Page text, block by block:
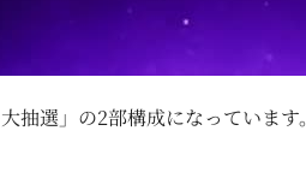
抽選」の2部構成になっています。